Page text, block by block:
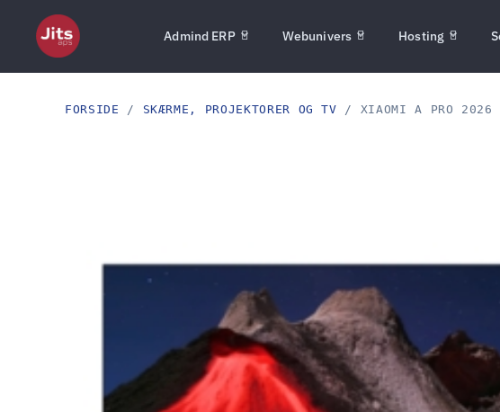
Admind ERP Webunivers Hosting
FORSIDE / SKÆRME, PROJEKTORER OG TV / XIAOMI A PRO 2026